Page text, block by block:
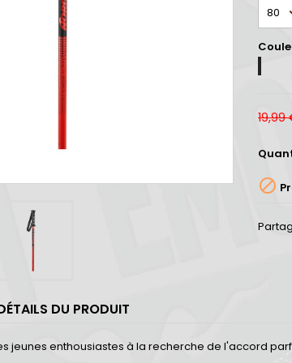
19,99

DU PRODUIT
jeunes enthousiastes à la recherche de l'accord